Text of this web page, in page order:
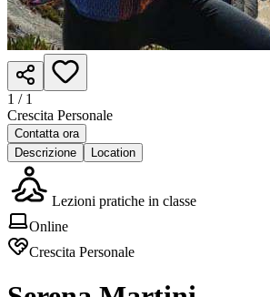
1 / 1
Crescita Personale
Contatta ora
Descrizione
Location
Lezioni pratiche in classe
Online
Crescita Personale